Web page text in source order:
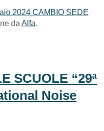
2024 CAMBIO SEDE
da Alfa.
SCUOLE “29ª
Noise